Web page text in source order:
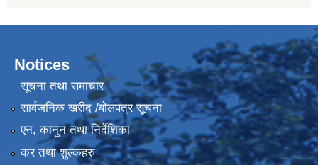
Notices
सूचना तथा समाचार
सार्वजनिक खरीद /बोलपत्र सूचना
एन, कानुन तथा निर्देशिका
कर तथा शुल्कहरु